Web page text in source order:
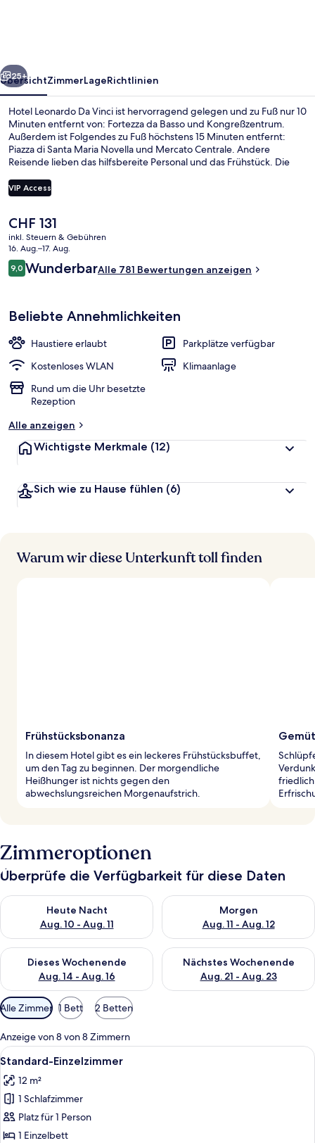
Weiter
25+
ÜbersichtZimmerLageRichtlinien
Hotel Leonardo Da Vinci ist hervorragend gelegen und zu Fuß nur 10
Minuten entfernt von: Fortezza da Basso und Kongreßzentrum.
Außerdem ist Folgendes zu Fuß höchstens 15 Minuten entfernt:
Piazza di Santa Maria Novella und Mercato Centrale. Andere
Reisende lieben das hilfsbereite Personal und das Frühstück. Die
entfernt: Zur Straßenbahnhaltestelle Fratelli Rosselli sind es nur
wenige Schritte und zur Straßenbahnhaltestelle Belfiore 3 Minuten.
VIP Access
Der
aktuelle
Preis
beträgt
CHF 131.
CHF 131
inkl. Steuern & Gebühren
16. Aug.–17. Aug.
Bewertungen
9,09,0 von 10.
WunderbarAlle 781 Bewertungen anzeigen
Beliebte Annehmlichkeiten
Haustiere erlaubt
Parkplätze verfügbar
Kostenloses WLAN
Klimaanlage
Rund um die Uhr besetzte
Rezeption
Alle anzeigen
Wichtigste Merkmale (12)
Sich wie zu Hause fühlen (6)
Warum wir diese Unterkunft toll finden
Frühstücksbonanza
In diesem Hotel gibt es ein leckeres Frühstücksbuffet,
um den Tag zu beginnen. Der morgendliche
Heißhunger ist nichts gegen den
abwechslungsreichen Morgenaufstrich.
Zimmeroptionen
Überprüfe die Verfügbarkeit für diese Daten
Heute Nacht
Aug. 10 - Aug. 11
Überprüfe die Verfügbarkeit für heute Nacht, Aug. 10 - Aug.
Morgen
Aug. 11 - Aug. 12
Überprüfe die Verfügbarkeit
Dieses Wochenende
Aug. 14 - Aug. 16
Überprüfe die Verfügbarkeit für dieses Wochenende, Aug. 14
Nächstes Wochenende
Aug. 21 - Aug. 23
Überprüfe die Verfügbarkeit
Verfügbare
Filter
für
Zimmer
Alle Zimmer 1 Bett 2 Betten
Anzeige von 8 von 8 Zimmern
Alle
Fotos
für
Standard-
Einzelzimmer
anzeigen
Ein Hotelzimmer mit Bett,
5
Standard-Einzelzimmer
12 m²
1 Schlafzimmer
Platz für 1 Person
1 Einzelbett